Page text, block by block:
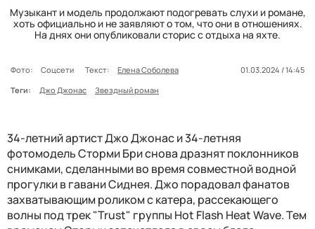
Музыкант и модель продолжают подогревать слухи и романе,
хоть официально и не заявляют о том, что они в отношениях.
На днях они опубликовали сторис с отдыха на яхте.
Фото: Соцсети Текст: Елена Соболева
01.03.2024 / 14:45
Теги:
Джо Джонас Звездный роман
34-летний артист Джо Джонас и 34-летняя
фотомодель Сторми Бри снова дразнят поклонников
снимками, сделанными во время совместной водной
прогулки в гавани Сиднея. Джо порадовал фанатов
захватывающим роликом с катера, рассекающего
волны под трек "Trust" группы Hot Flash Heat Wave. Тем